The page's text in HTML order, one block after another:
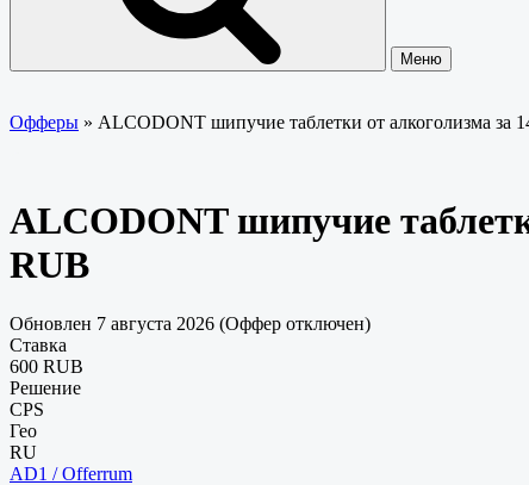
Меню
Офферы » ALCODONT шипучие таблетки от алкоголизма
ALCODONT шипучие
RUB
Обновлен 7 августа 2026 (Оффер отключен)
Ставка
600 RUB
Решение
CPS
Гео
RU
AD1 / Offerrum